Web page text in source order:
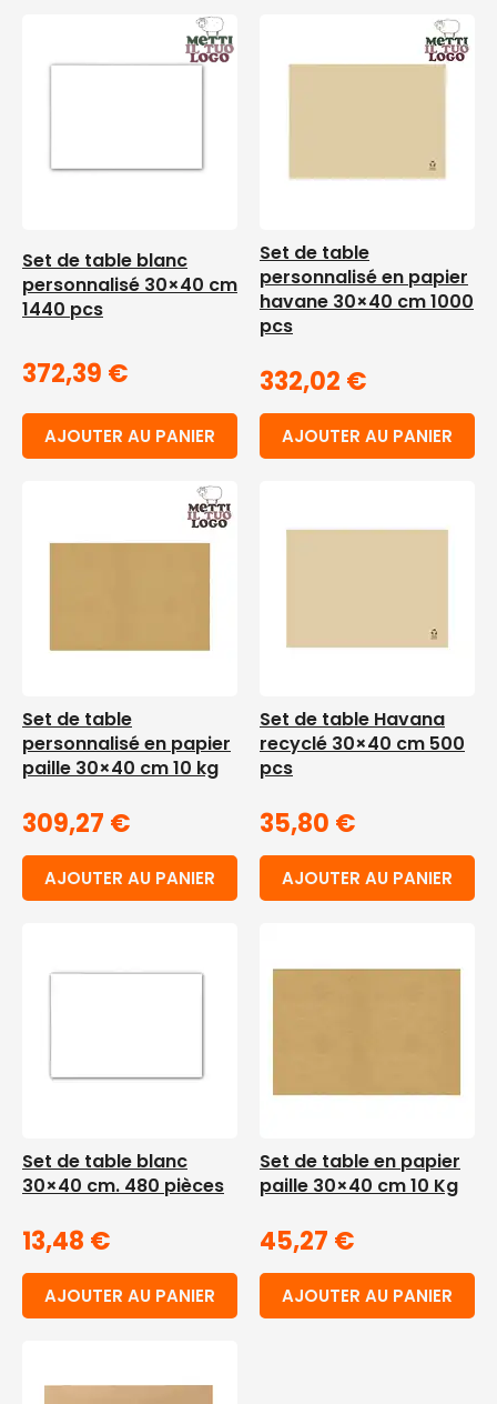
Set de table blanc
personnalisé 30×40 cm
1440 pcs
372,39 €
AJOUTER AU PANIER
Set de table
personnalisé en papier
havane 30×40 cm 1000
pcs
332,02 €
AJOUTER AU PANIER
Set de table
personnalisé en papier
paille 30×40 cm 10 kg
309,27 €
AJOUTER AU PANIER
Set de table Havana
recyclé 30×40 cm 500
pcs
35,80 €
AJOUTER AU PANIER
Set de table blanc
30×40 cm. 480 pièces
13,48 €
AJOUTER AU PANIER
Set de table en papier
paille 30×40 cm 10 Kg
45,27 €
AJOUTER AU PANIER